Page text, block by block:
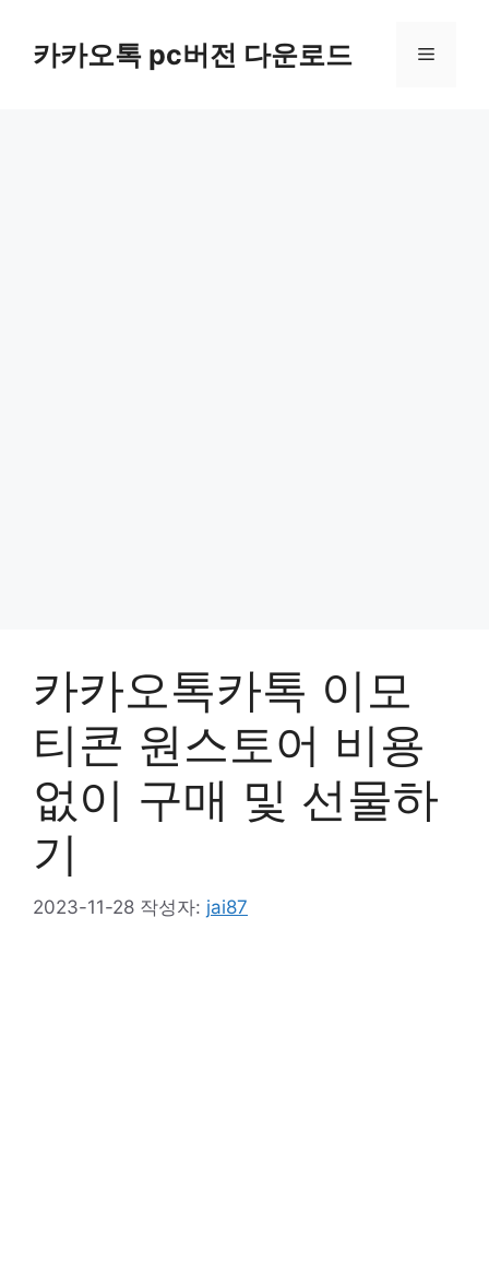
카카오톡 pc버전 다운로드 메
카카오톡카톡 이모
티콘 원스토어 비용
없이 구매 및 선물하
기
2023-11-28 작성자: jai87